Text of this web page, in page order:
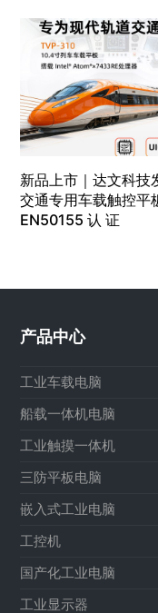
新品上市｜达文科技
交通专用车载触控平
EN50155 认 证
产品中心
工业车载电脑
船载一体机电脑
工业触摸一体机
三防平板电脑
嵌入式工业电脑
工控机
国产化工业电脑
工业显示器